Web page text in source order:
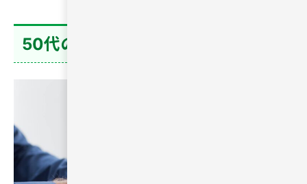
50代の出会いでよくある5つの不安